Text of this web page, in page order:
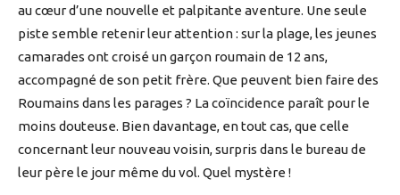
au cœur d’une nouvelle et palpitante aventure. Une seule
piste semble retenir leur attention : sur la plage, les jeunes
camarades ont croisé un garçon roumain de 12 ans,
accompagné de son petit frère. Que peuvent bien faire des
Roumains dans les parages ? La coïncidence paraît pour le
moins douteuse. Bien davantage, en tout cas, que celle
concernant leur nouveau voisin, surpris dans le bureau de
leur père le jour même du vol. Quel mystère !